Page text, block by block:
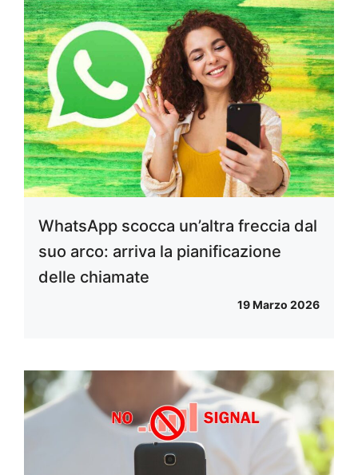
WhatsApp scocca un’altra freccia dal
suo arco: arriva la pianificazione
delle chiamate
19 Marzo 2026